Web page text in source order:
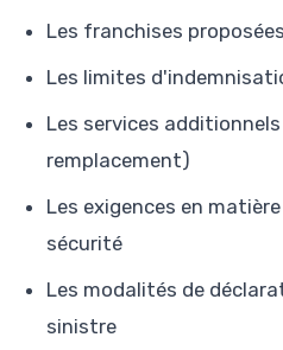
Les franchises
Les limites
Les services
remplacement)
Les exigences en
sécurité
Les modalités de
sinistre